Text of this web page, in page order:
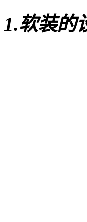
1.软装的